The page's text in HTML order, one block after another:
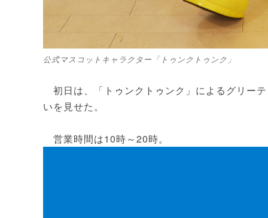
公式マスコットキャラクター「トゥンクトゥンク」
初日は、「トゥンクトゥンク」によるグリー
いを見せた。
営業時間は10時～20時。